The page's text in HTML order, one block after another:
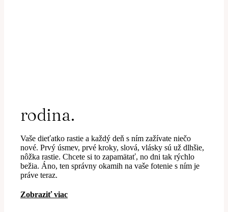
rodina.
Vaše dieťatko rastie a každý deň s ním zažívate niečo
nové. Prvý úsmev, prvé kroky, slová, vlásky sú už dlhšie,
nôžka rastie. Chcete si to zapamätať, no dni tak rýchlo
bežia. Áno, ten správny okamih na vaše fotenie s ním je
práve teraz.
Zobraziť viac